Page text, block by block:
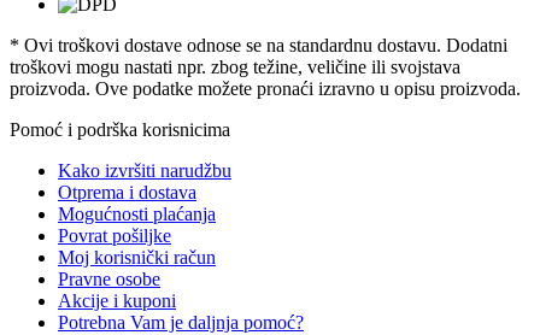
* Ovi troškovi dostave odnose se na standardnu ​​dostavu. Dodatni
troškovi mogu nastati npr. zbog težine, veličine ili svojstava
proizvoda. Ove podatke možete pronaći izravno u opisu proizvoda.
Pomoć i podrška korisnicima
Kako izvršiti narudžbu
Otprema i dostava
Mogućnosti plaćanja
Povrat pošiljke
Moj korisnički račun
Pravne osobe
Akcije i kuponi
Potrebna Vam je daljnja pomoć?